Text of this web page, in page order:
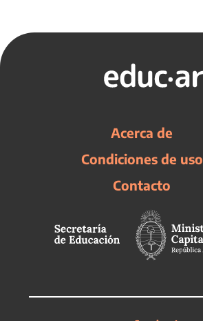
Acerca de
Condiciones de uso
Contacto